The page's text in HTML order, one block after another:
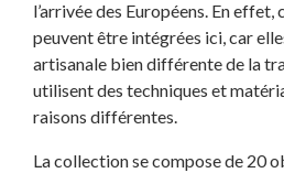
l’arrivée des Européens. En effet,
peuvent être intégrées ici, car
artisanale bien différente de la
utilisent des techniques et
raisons différentes.
La collection se compose de 20